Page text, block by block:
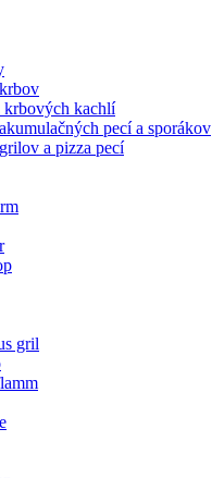
krbových kachlí
pecí a sporákov
a pizza pecí
gril